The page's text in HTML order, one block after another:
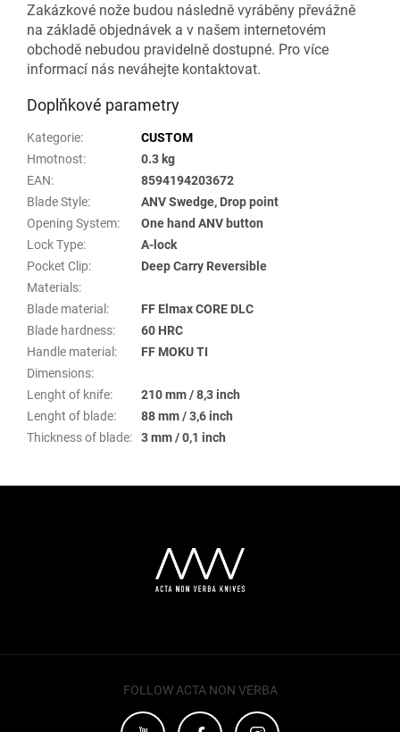
Zakázkové nože budou následně vyráběny převážně
na základě objednávek a v našem internetovém
obchodě nebudou pravidelně dostupné. Pro více
informací nás neváhejte kontaktovat.
Doplňkové parametry
Kategorie:
CUSTOM
Hmotnost:
0.3 kg
EAN:
8594194203672
Blade Style:
ANV Swedge, Drop point
Opening System:
One hand ANV button
Lock Type:
A-lock
Pocket Clip:
Deep Carry Reversible
Materials:
Blade material :
FF Elmax CORE DLC
Blade hardness:
60 HRC
Handle material :
FF MOKU TI
Dimensions:
Lenght of knife:
210 mm / 8,3 inch
Lenght of blade:
88 mm / 3,6 inch
Thickness of blade: 3 mm / 0,1 inch
FOLLOW ACTA NON VERBA